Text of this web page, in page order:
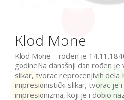
Klod Mone
Klod Mone – rođen je
godineNa današnji dan rođen je
slikar, tvorac neprocenjivih dela
impresionistički slikar, tvorac je
impresionizma, koji je i dobio